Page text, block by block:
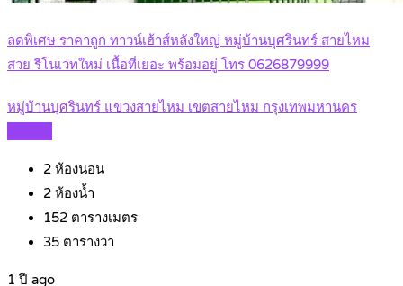
ลดพิเศษ ราคาถูก ทาวน์เฮ้าส์หลังใหญ่ หมู่บ้านบุศรินทร์ สายไหม
สวย รีโนเวทใหม่ เนื้อที่เยอะ พร้อมอยู่ โทร 0626879999
หมู่บ้านบุศรินทร์ แขวงสายไหม เขตสายไหม กรุงเทพมหานคร
2 ห้องนอน
2 ห้องน้ำ
152 ตารางเมตร
35 ตารางวา
1 ปี ago